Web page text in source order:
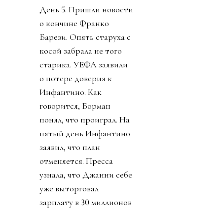
День 5. Пришли новости
о кончине Франко
Барези. Опять старуха с
косой забрала не того
старика. УЕФА заявили
о потере доверия к
Инфантино. Как
говорится, Борман
понял, что проиграл. На
пятый день Инфантино
заявил, что план
отменяется. Пресса
узнала, что Джанни себе
уже выторговал
зарплату в 30 миллионов